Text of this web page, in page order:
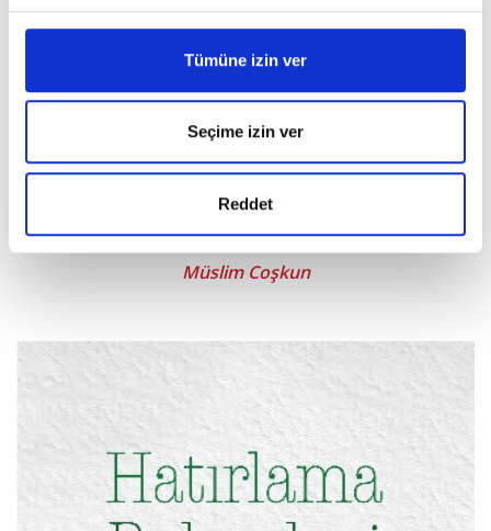
Tümüne izin ver
Seçime izin ver
Reddet
Karşı Dağın Yamacı
Müslim Coşkun